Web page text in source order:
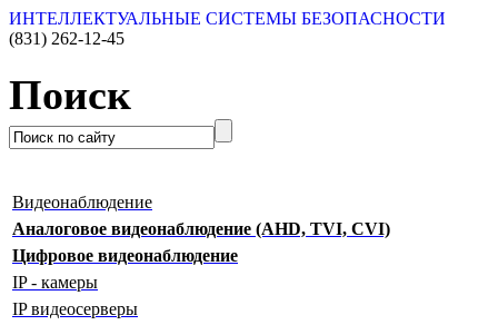
ИНТЕЛЛЕКТУАЛЬНЫЕ СИСТЕМЫ БЕЗОПАСНОСТИ
(831) 262-12-45
Поиск
Видеонаблюдение
Аналоговое видеонаблюдение (AHD, TVI, CVI)
Цифровое видеонаблюдение
IP - камеры
IP видеосерверы